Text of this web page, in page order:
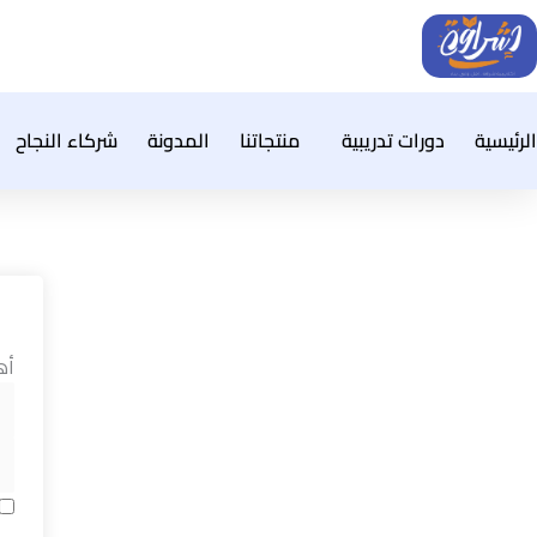
تخطي
إلى
المحتوى
الرئيسية دورات تدريبية منتجاتنا المدونة شركاء النجاح